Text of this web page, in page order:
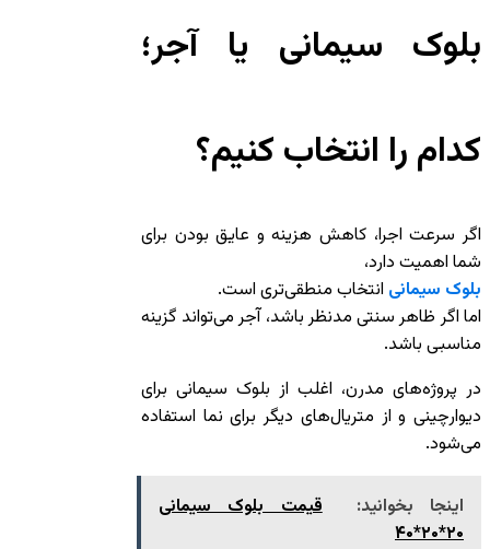
بلوک سیمانی یا آجر؛
کدام را انتخاب کنیم؟
اگر سرعت اجرا، کاهش هزینه و عایق بودن برای
شما اهمیت دارد،
بلوک سیمانیانتخاب منطقی‌تری است.
اما اگر ظاهر سنتی مدنظر باشد، آجر می‌تواند گزینه
مناسبی باشد.
در پروژه‌های مدرن، اغلب از بلوک سیمانی برای
دیوارچینی و از متریال‌های دیگر برای نما استفاده
می‌شود.
اینجا بخوانید:
قیمت بلوک سیمانی
۲۰*۲۰*۴۰